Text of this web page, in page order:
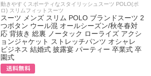
動きやすくスポーティなスタイリッシュスーツ POLO(ポ
ロ) スリムフィットスーツ
スーツ メンズ スリム POLO ブランドスーツ 2
つボタン ウール混 オールシーズン/秋冬春対
応 背抜き 総裏 ノータック ローライズ アクシ
ョンジャケット ストレッチパンツ オシャレ
ビジネス 結婚式 披露宴 パーティー 卒業式 卒
園式